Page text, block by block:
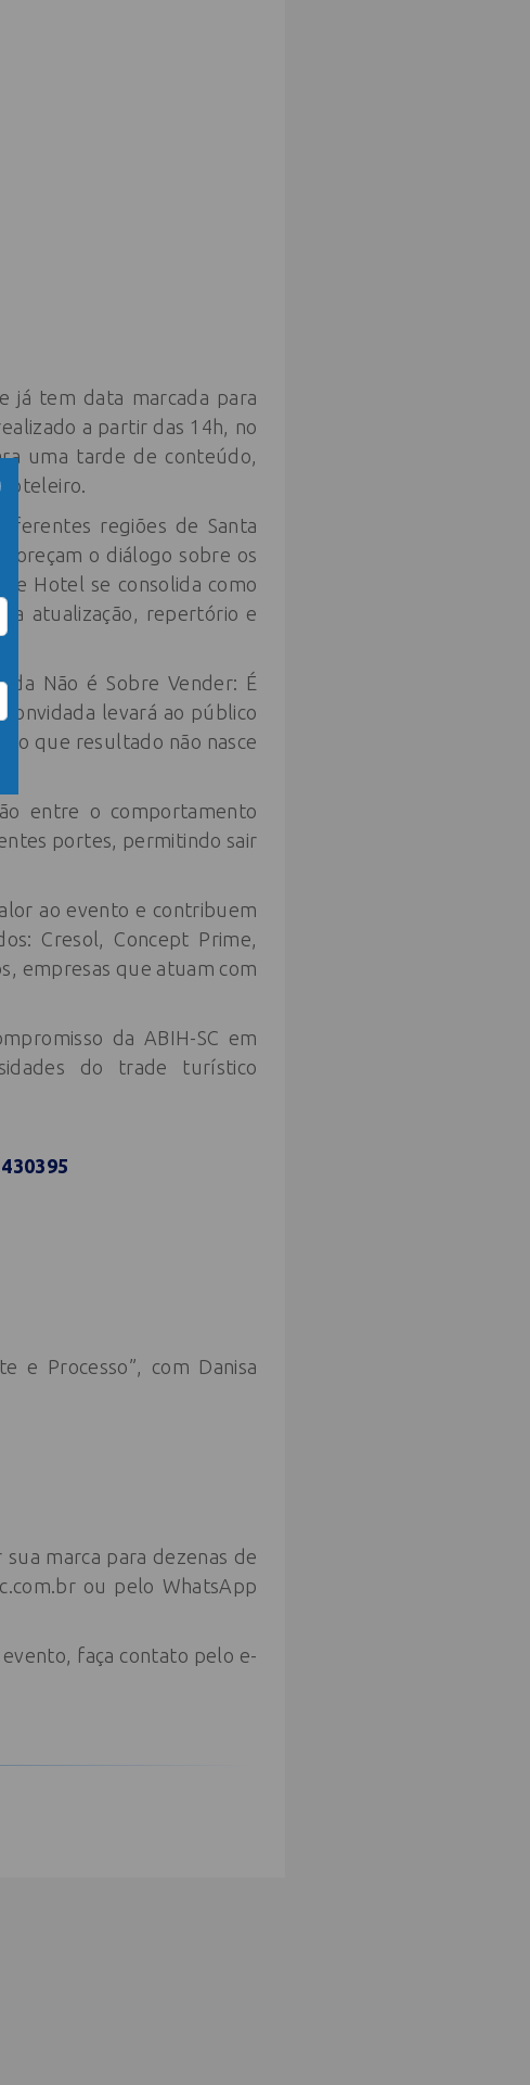
já tem data marcada para
a partir das 14h, no
uma tarde de conteúdo,
regiões de Santa
o diálogo sobre os
Hotel se consolida como
atualização, repertório e
Não é Sobre Vender: É
levará ao público
que resultado não nasce
entre o comportamento
portes, permitindo sair
ao evento e contribuem
Cresol, Concept Prime,
empresas que atuam com
da ABIH-SC em
do trade turístico
e Processo”, com Danisa
marca para dezenas de
ou pelo WhatsApp
faça contato pelo e-